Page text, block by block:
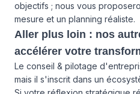
objectifs ; nous vous
mesure et un planning réaliste.
Aller plus loin : nos
accélérer votre
Le conseil & pilotage
mais il s'inscrit dans un